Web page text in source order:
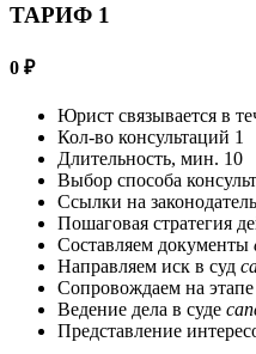
ТАРИФ 1
0 ₽
Юрист связывается в
Кол-во консультаций 1
Длительность, мин. 10
Выбор способа
Ссылки на
Пошаговая стратегия
Составляем документы
Направляем иск в суд
Сопровождаем на
Ведение дела в суде
Представление